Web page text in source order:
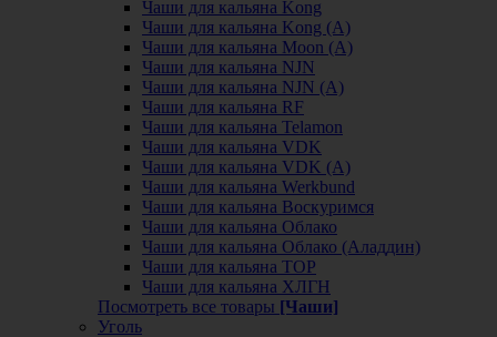
Чаши для кальяна Kong
Чаши для кальяна Kong (A)
Чаши для кальяна Moon (А)
Чаши для кальяна NJN
Чаши для кальяна NJN (А)
Чаши для кальяна RF
Чаши для кальяна Telamon
Чаши для кальяна VDK
Чаши для кальяна VDK (А)
Чаши для кальяна Werkbund
Чаши для кальяна Воскуримся
Чаши для кальяна Облако
Чаши для кальяна Облако (Аладдин)
Чаши для кальяна ТОР
Чаши для кальяна ХЛГН
Посмотреть все товары [Чаши]
Уголь